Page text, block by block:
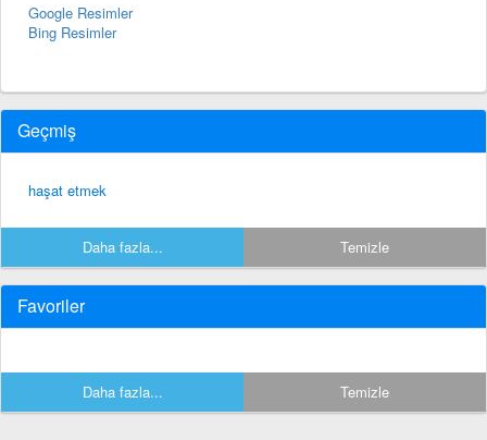
Google Resimler
Bing Resimler
Geçmiş
haşat etmek
Daha fazla... Temizle
Favoriler
Daha fazla... Temizle